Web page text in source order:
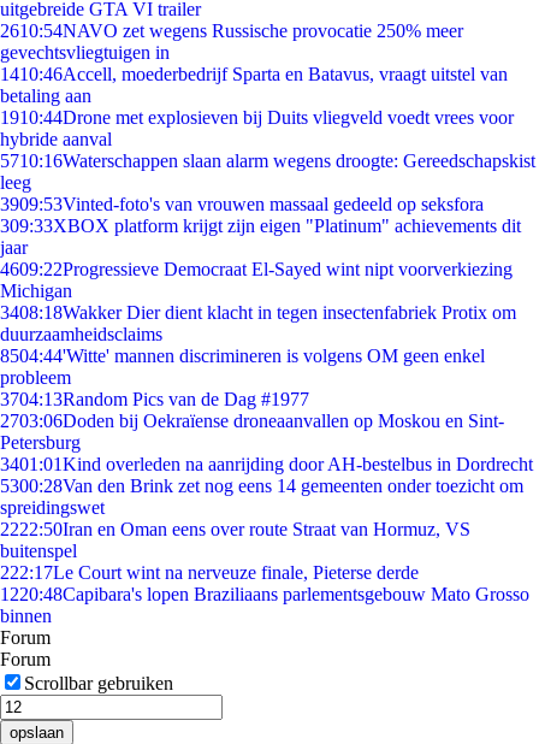
uitgebreide GTA VI trailer
2610:54NAVO zet wegens Russische provocatie 250% meer
gevechtsvliegtuigen in
1410:46Accell, moederbedrijf Sparta en Batavus, vraagt uitstel van
betaling aan
1910:44Drone met explosieven bij Duits vliegveld voedt vrees voor
hybride aanval
5710:16Waterschappen slaan alarm wegens droogte: Gereedschapskist
leeg
3909:53Vinted-foto's van vrouwen massaal gedeeld op seksfora
309:33XBOX platform krijgt zijn eigen "Platinum" achievements dit
jaar
4609:22Progressieve Democraat El-Sayed wint nipt voorverkiezing
Michigan
3408:18Wakker Dier dient klacht in tegen insectenfabriek Protix om
duurzaamheidsclaims
8504:44'Witte' mannen discrimineren is volgens OM geen enkel
probleem
3704:13Random Pics van de Dag #1977
2703:06Doden bij Oekraïense droneaanvallen op Moskou en Sint-
Petersburg
3401:01Kind overleden na aanrijding door AH-bestelbus in Dordrecht
5300:28Van den Brink zet nog eens 14 gemeenten onder toezicht om
spreidingswet
2222:50Iran en Oman eens over route Straat van Hormuz, VS
buitenspel
222:17Le Court wint na nerveuze finale, Pieterse derde
1220:48Capibara's lopen Braziliaans parlementsgebouw Mato Grosso
binnen
Forum
Forum
Scrollbar gebruiken
opslaan